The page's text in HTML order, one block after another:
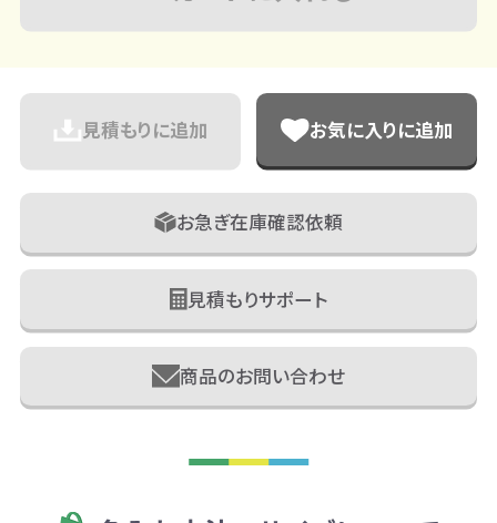
見積もりに追加 お気に入りに追加
お急ぎ在庫確認依頼
見積もりサポート
商品のお問い合わせ